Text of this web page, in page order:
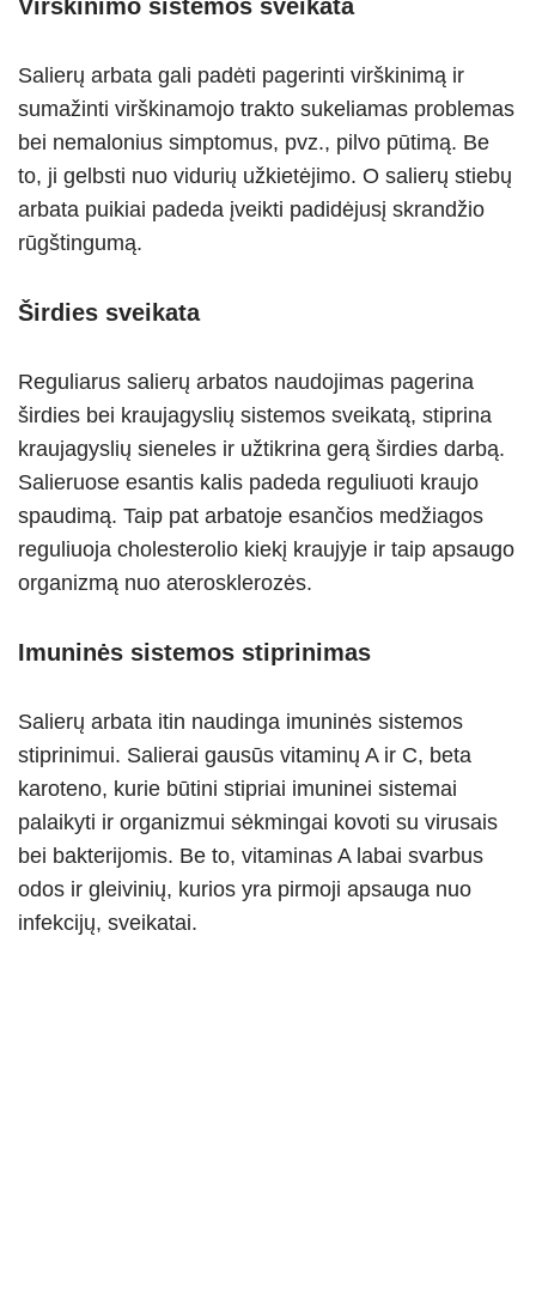
Virškinimo sistemos sveikata
Salierų arbata gali padėti pagerinti virškinimą ir
sumažinti virškinamojo trakto sukeliamas problemas
bei nemalonius simptomus, pvz., pilvo pūtimą. Be
to, ji gelbsti nuo vidurių užkietėjimo. O salierų stiebų
arbata puikiai padeda įveikti padidėjusį skrandžio
rūgštingumą.
Širdies sveikata
Reguliarus salierų arbatos naudojimas pagerina
širdies bei kraujagyslių sistemos sveikatą, stiprina
kraujagyslių sieneles ir užtikrina gerą širdies darbą.
Salieruose esantis kalis padeda reguliuoti kraujo
spaudimą. Taip pat arbatoje esančios medžiagos
reguliuoja cholesterolio kiekį kraujyje ir taip apsaugo
organizmą nuo aterosklerozės.
Imuninės sistemos stiprinimas
Salierų arbata itin naudinga imuninės sistemos
stiprinimui. Salierai gausūs vitaminų A ir C, beta
karoteno, kurie būtini stipriai imuninei sistemai
palaikyti ir organizmui sėkmingai kovoti su virusais
bei bakterijomis. Be to, vitaminas A labai svarbus
odos ir gleivinių, kurios yra pirmoji apsauga nuo
infekcijų, sveikatai.